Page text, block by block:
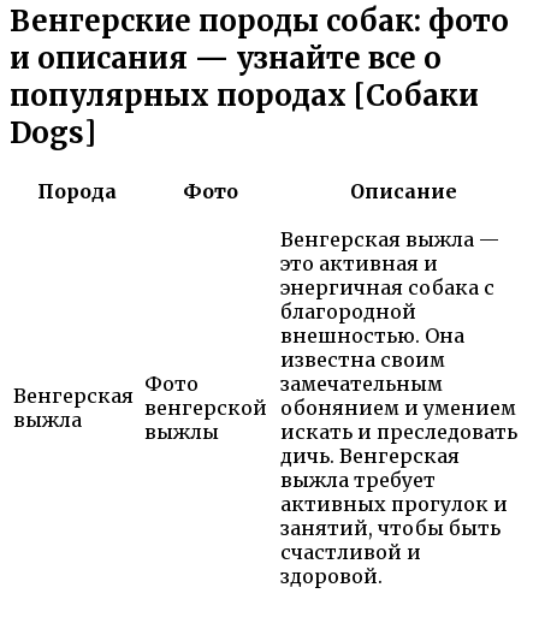
Венгерские породы собак: фото
и описания — узнайте все о
популярных породах [Собаки
Dogs]
Порода Фото Описание
Венгерская
выжла
Фото
венгерской
выжлы
Венгерская выжла —
это активная и
энергичная собака с
благородной
внешностью. Она
известна своим
замечательным
обонянием и умением
искать и преследовать
дичь. Венгерская
выжла требует
активных прогулок и
занятий, чтобы быть
счастливой и
здоровой.